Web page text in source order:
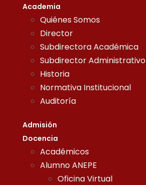
Academia
Quiénes Somos
Director
Subdirectora Académica
Subdirector Administrativo
Historia
Normativa Institucional
Auditoría
Admisión
Docencia
Académicos
Alumno ANEPE
Oficina Virtual